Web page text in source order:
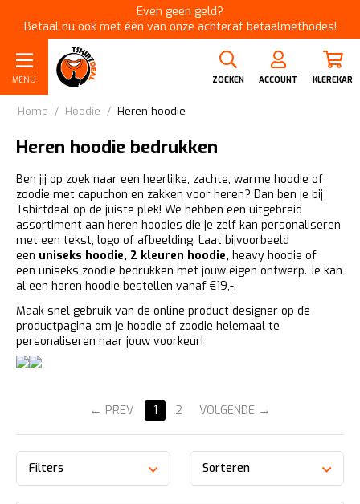
Even geen geld?
Betaal nu ook met één van onze achteraf betaalmethodes!
MENU ZOEKEN ACCOUNT KLEREKAR
Home / Hoodie / Heren hoodie
Heren hoodie bedrukken
Ben jij op zoek naar een heerlijke, zachte, warme hoodie of
zoodie met capuchon en zakken voor heren? Dan ben je bij
Tshirtdeal op de juiste plek! We hebben een uitgebreid
assortiment aan heren hoodies die je zelf kan personaliseren
met een tekst, logo of afbeelding. Laat bijvoorbeeld
een uniseks hoodie, 2 kleuren hoodie, heavy hoodie of
een uniseks zoodie bedrukken met jouw eigen ontwerp. Je kan
al een heren hoodie bestellen vanaf €19,-.
Maak snel gebruik van de online product designer op de
productpagina om je hoodie of zoodie helemaal te
personaliseren naar jouw voorkeur!
PREV 1 2 VOLGENDE
Sorteren
Filters